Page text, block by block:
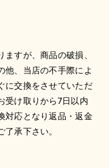
すが、商品の破損、
他、当店の不手際によ
に交換をさせていただ
受け取りから7日以内
対応となり返品・返金
承下さい。